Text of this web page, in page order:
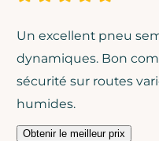
Un excellent pneu
dynamiques. Bon
sécurité sur routes
humides.
Obtenir le meilleur prix